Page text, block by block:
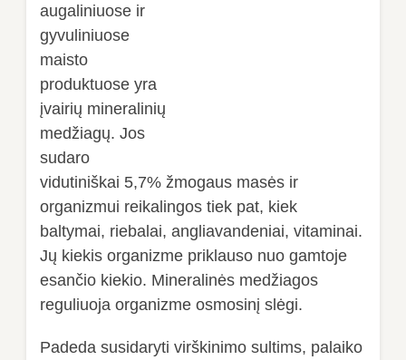
augaliniuose ir
gyvuliniuose
maisto
produktuose yra
įvairių mineralinių
medžiagų. Jos
sudaro
vidutiniškai 5,7% žmogaus masės ir
organizmui reikalingos tiek pat, kiek
baltymai, riebalai, angliavandeniai, vitaminai.
Jų kiekis organizme priklauso nuo gamtoje
esančio kiekio. Mineralinės medžiagos
reguliuoja organizme osmosinį slėgi.
Padeda susidaryti virškinimo sultims, palaiko